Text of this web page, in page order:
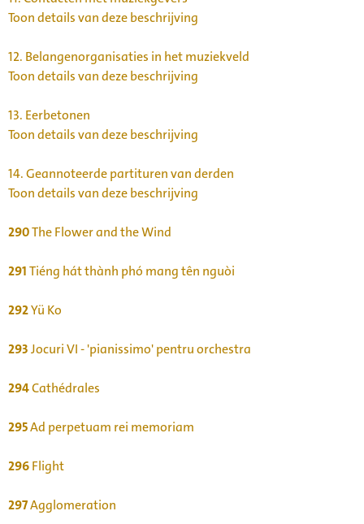
Toon details van deze beschrijving
12. Belangenorganisaties in het muziekveld
Toon details van deze beschrijving
13. Eerbetonen
Toon details van deze beschrijving
14.Geannoteerde partituren van derden
Toon details van deze beschrijving
290The Flower and the Wind
291Tiéng hát thành phó mang tên nguòi
292Yü Ko
293Jocuri VI - 'pianissimo' pentru orchestra
294Cathédrales
295Ad perpetuam rei memoriam
296Flight
297Agglomeration